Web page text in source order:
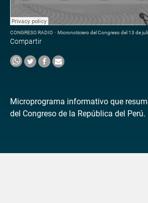
CONGRESO RADIO · Micronoticiero del Congreso del 13 de
Compartir
Microprograma informativo que
del Congreso de la República del Perú.